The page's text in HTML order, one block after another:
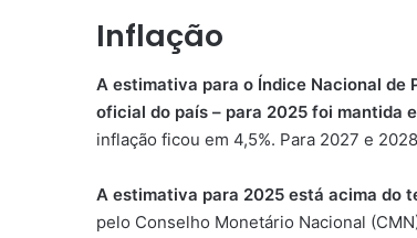
Inflação
A estimativa para o Índice Nacional de
oficial do país – para 2025 foi mantida
inflação ficou em 4,5%. Para 2027 e
A estimativa para 2025 está acima do
pelo Conselho Monetário Nacional